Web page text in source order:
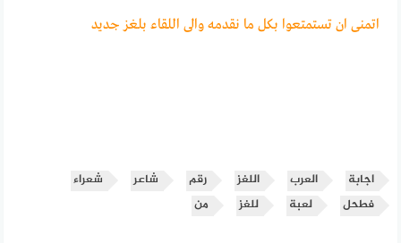
اتمنى ان تستمتعوا بكل ما نقدمه والى اللقاء بلغز جديد
اجابة العرب اللغز رقم شاعر
شعراء
فطحل
لعبة للغز من